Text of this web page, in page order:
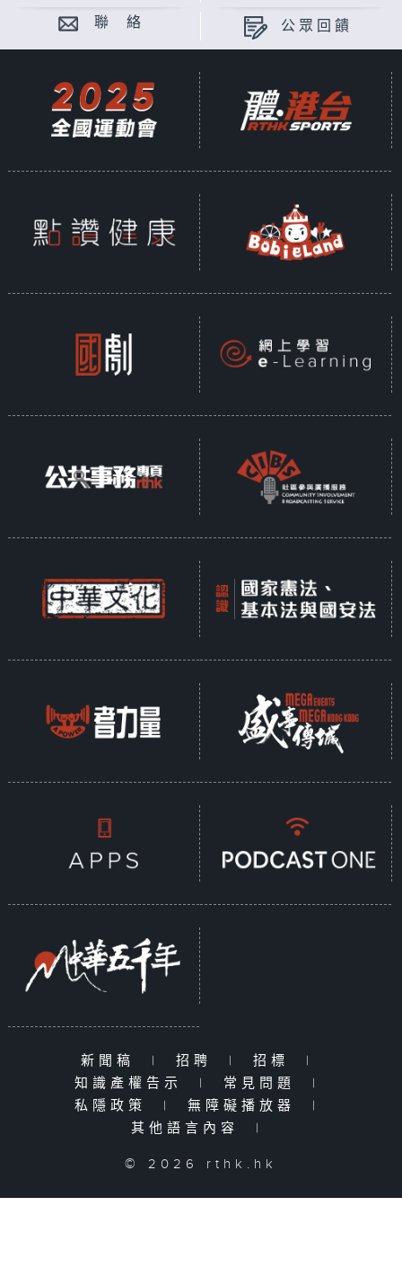
聯 絡 公眾回饋
新聞稿 | 招聘 | 招標
|
知識產權告示
| 常見問題
|
私隱政策
| 無障礙播放器
|
其他語言內容
|
© 2026 rthk.hk